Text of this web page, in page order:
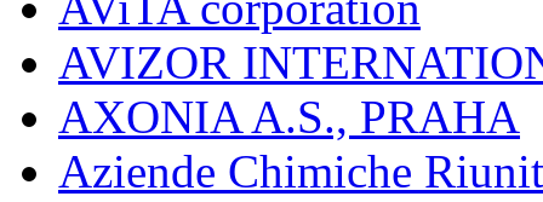
AVIZOR
AXONIA A.S., PRAHA
Aziende Chimiche